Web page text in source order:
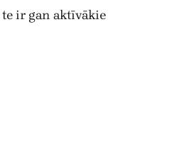
te ir gan aktīvākie